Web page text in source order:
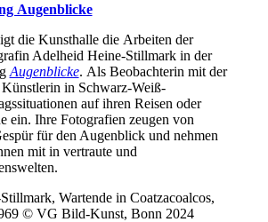
Uli Rothfuss
Augenblicke
die Kunsthalle die Arbeiten der
Adelheid Heine-Stillmark in der
Augenblicke. Als Beobachterin mit der
in Schwarz-Weiß-
auf ihren Reisen oder
ein. Ihre Fotografien zeugen von
für den Augenblick und nehmen
mit in vertraute und
Wartende in Coatzacoalcos,
© VG Bild-Kunst, Bonn 2024